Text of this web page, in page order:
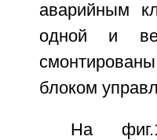
аварийным
одной и
блоком
На